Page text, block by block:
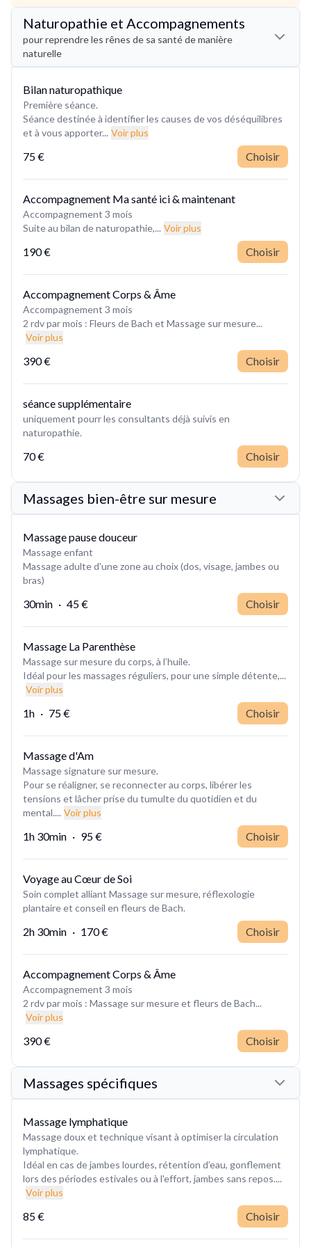
Naturopathie et Accompagnements
pour reprendre les rênes de sa santé de manière
naturelle
Bilan naturopathique
Première séance.
Séance destinée à identifier les causes de vos déséquilibres
et à vous apporter... Voir plus
75 € Choisir
Accompagnement Ma santé ici & maintenant
Accompagnement 3 mois
Suite au bilan de naturopathie,... Voir plus
190 € Choisir
Accompagnement Corps & Âme
Accompagnement 3 mois
2 rdv par mois : Fleurs de Bach et Massage sur mesure...
Voir plus
390 € Choisir
séance supplémentaire
uniquement pourr les consultants déjà suivis en
naturopathie.
70 € Choisir
Massages bien-être sur mesure
Massage pause douceur
Massage enfant
Massage adulte d'une zone au choix (dos, visage, jambes ou
bras)
30min · 45 € Choisir
Massage La Parenthèse
Massage sur mesure du corps, à l’huile.
Idéal pour les massages réguliers, pour une simple détente,...
Voir plus
1h · 75 € Choisir
Massage d'Am
Massage signature sur mesure.
Pour se réaligner, se reconnecter au corps, libérer les
tensions et lâcher prise du tumulte du quotidien et du
mental.... Voir plus
1h 30min · 95 € Choisir
Voyage au Cœur de Soi
Soin complet alliant Massage sur mesure, réflexologie
2h 30min · 170 € Choisir
Accompagnement Corps & Âme
Accompagnement 3 mois
2 rdv par mois : Massage sur mesure et fleurs de Bach...
Voir plus
390 € Choisir
Massages spécifiques
Massage lymphatique
Massage doux et technique visant à optimiser la circulation
lymphatique.
Idéal en cas de jambes lourdes, rétention d’eau, gonflement
lors des périodes estivales ou à l'effort, jambes sans repos....
Voir plus
85 € Choisir